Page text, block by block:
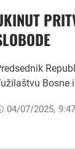
Bosne
04/07/2025,